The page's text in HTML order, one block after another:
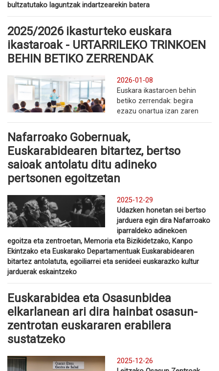
bultzatutako laguntzak indartzearekin batera
2025/2026 ikasturteko euskara
ikastaroak - URTARRILEKO TRINKOEN
BEHIN BETIKO ZERRENDAK
2026-01-08
Euskara ikastaroen behin
betiko zerrendak: begira
ezazu onartua izan zaren
Nafarroako Gobernuak,
Euskarabidearen bitartez, bertso
saioak antolatu ditu adineko
pertsonen egoitzetan
2025-12-29
Udazken honetan sei bertso
jarduera egin dira Nafarroako
iparraldeko adinekoen
egoitza eta zentroetan, Memoria eta Bizikidetzako, Kanpo
Ekintzako eta Euskarako Departamentuak Euskarabidearen
bitartez antolatuta, egoiliarrei eta senideei euskarazko kultur
jarduerak eskaintzeko
Euskarabidea eta Osasunbidea
elkarlanean ari dira hainbat osasun-
zentrotan euskararen erabilera
sustatzeko
2025-12-26